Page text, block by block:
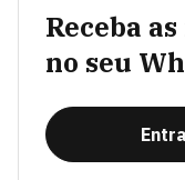
Receba
no seu